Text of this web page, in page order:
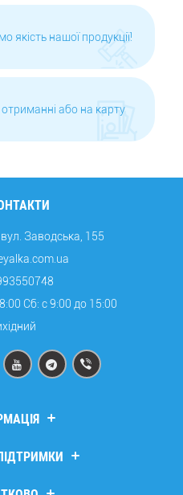
якість нашої продукції!
або на карту
Заводська, 155
Сб: c 9:00 до 15:00